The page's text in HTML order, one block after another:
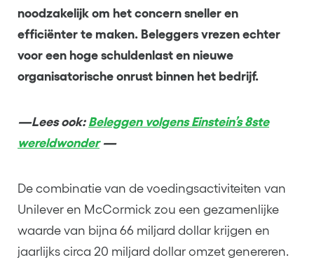
noodzakelijk om het concern sneller en
efficiënter te maken. Beleggers vrezen echter
voor een hoge schuldenlast en nieuwe
organisatorische onrust binnen het bedrijf.
—Lees ook: Beleggen volgens Einstein’s 8ste
wereldwonder—
De combinatie van de voedingsactiviteiten van
Unilever en McCormick zou een gezamenlijke
waarde van bijna 66 miljard dollar krijgen en
jaarlijks circa 20 miljard dollar omzet genereren.